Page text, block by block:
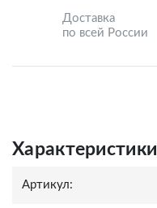
Доставка
по всей России
Характеристики
Артикул: